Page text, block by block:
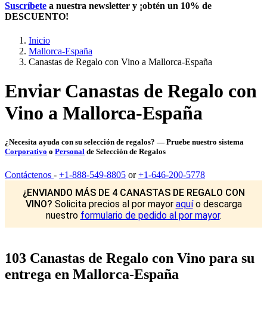
Suscríbete a nuestra newsletter y ¡obtén un 10% de
DESCUENTO!
Inicio
Mallorca-España
Canastas de Regalo con Vino a Mallorca-España
Enviar Canastas de Regalo con
Vino a Mallorca-España
¿Necesita ayuda con su selección de regalos? — Pruebe nuestro sistema
Corporativo o Personal de Selección de Regalos
Contáctenos - +1-888-549-8805 or+1-646-200-5778
¿ENVIANDO MÁS DE 4 CANASTAS DE REGALO CON
VINO? Solicita precios al por mayor aquío descarga
nuestro formulario de pedido al por mayor.
103 Canastas de Regalo con Vino para su
entrega en Mallorca-España